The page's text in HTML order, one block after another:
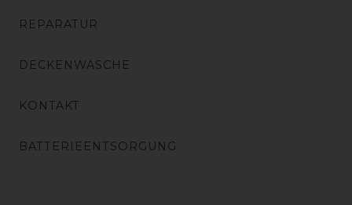
REPARATUR
DECKENWÄSCHE
KONTAKT
BATTERIEENTSORGUNG